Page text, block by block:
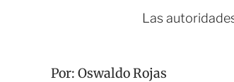
Las
Por: Oswaldo Rojas